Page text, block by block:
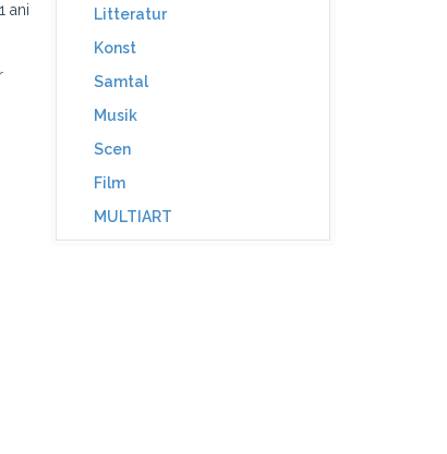
ani
Litteratur
Konst
Samtal
Musik
Scen
Film
MULTIART